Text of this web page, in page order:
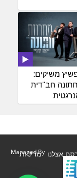
משיקים:
חב"דית
אצלנו מדיניות
Managed By